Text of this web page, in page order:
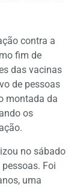
contra a
fim de
das vacinas
de pessoas
montada da
os
no sábado
Foi
uma